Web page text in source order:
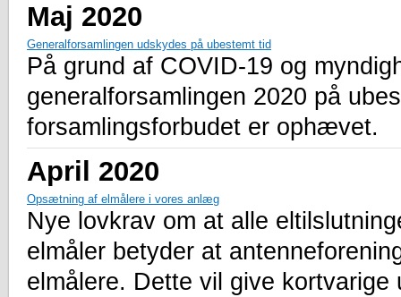
Maj 2020
Generalforsamlingen udskydes på ubestemt tid
På grund af COVID-19 og
generalforsamlingen 2020 på
forsamlingsforbudet er ophævet.
April 2020
Opsætning af elmålere i vores anlæg
Nye lovkrav om at alle
elmåler betyder at
elmålere. Dette vil give kortvarige